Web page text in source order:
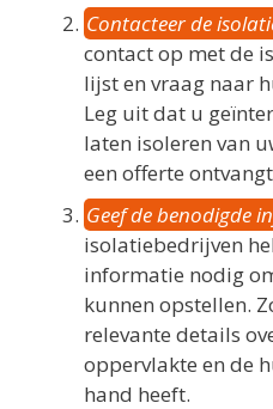
Contacteer de
contact op met de
lijst en vraag naar
Leg uit dat u
laten isoleren van
een offerte
Geef de benodigde
isolatiebedrijven
informatie nodig
kunnen opstellen.
relevante details
oppervlakte en de
hand heeft.